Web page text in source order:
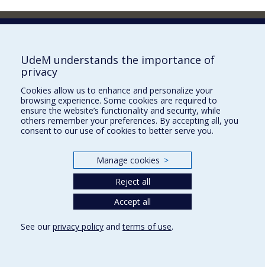
Faculty of Pharmacy
2940, chemin de Polytechnique,
Montréal, Québec H3T 1J4
Tél. : 514 343-6422
Our Locations
UdeM understands the importance of
privacy
Cookies allow us to enhance and personalize your
browsing experience. Some cookies are required to
ensure the website’s functionality and security, while
others remember your preferences. By accepting all, you
consent to our use of cookies to better serve you.
Manage cookies >
Reject all
Accept all
See our privacy policy andterms of use.